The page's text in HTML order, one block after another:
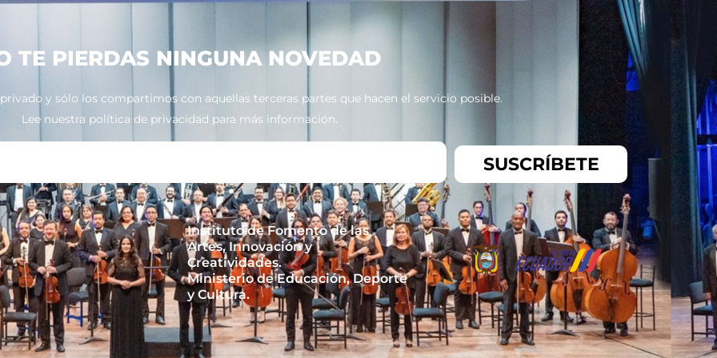
TE PIERDAS NINGUNA NOVEDAD
y sólo los compartimos con aquellas terceras partes que hacen el servicio posible.
Lee nuestra política de privacidad para más información.
SUSCRÍBETE
Instituto de Fomento de las
Artes, Innovación y
Creatividades.
Ministerio de Educación, Deporte
y Cultura.